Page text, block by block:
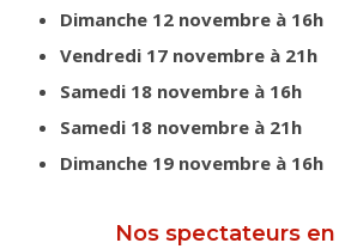
Dimanche 12 novembre à 16h
Vendredi 17 novembre à 21h
Samedi 18 novembre à 16h
Samedi 18 novembre à 21h
Dimanche 19 novembre à 16h
Nos spectateurs